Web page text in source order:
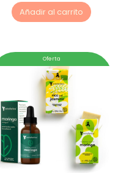
Añadir al carrito
Oferta